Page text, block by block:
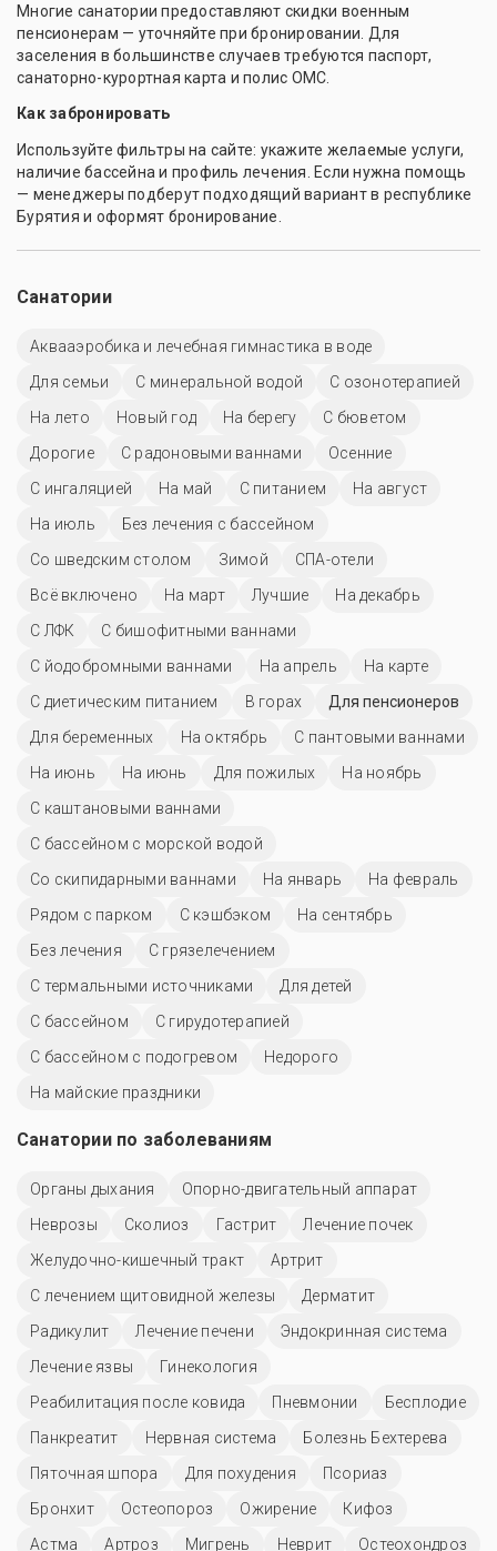
Многие санатории предоставляют скидки военным
пенсионерам — уточняйте при бронировании. Для
заселения в большинстве случаев требуются паспорт,
санаторно-курортная карта и полис ОМС.
Как забронировать
Используйте фильтры на сайте: укажите желаемые услуги,
наличие бассейна и профиль лечения. Если нужна помощь
— менеджеры подберут подходящий вариант в республике
Бурятия и оформят бронирование.
Санатории
Аквааэробика и лечебная гимнастика в воде
Для семьи
С минеральной водой
С озонотерапией
На лето
Новый год На берегу
С бюветом
Дорогие
С радоновыми ваннами
Осенние
С ингаляцией
На май С питанием
На август
На июль
Без лечения с бассейном
Со шведским столом
Зимой
СПА-отели
Всё включено
На март Лучшие
На декабрь
С ЛФК
С бишофитными ваннами
С йодобромными ваннами
На апрель
На карте
С диетическим питанием
В горах
Для пенсионеров
Для беременных
На октябрь
С пантовыми ваннами
На июнь
На июнь Для пожилых
На ноябрь
С каштановыми ваннами
С бассейном с морской водой
Со скипидарными ваннами
На январь
На февраль
Рядом с парком
С кэшбэком
На сентябрь
Без лечения
С грязелечением
С термальными источниками
Для детей
C бассейном
С гирудотерапией
С бассейном с подогревом
Недорого
На майские праздники
Санатории по заболеваниям
Органы дыхания
Опорно-двигательный аппарат
Неврозы
Сколиоз Гастрит
Лечение почек
Желудочно-кишечный тракт
Артрит
С лечением щитовидной железы
Дерматит
Радикулит
Лечение печени
Эндокринная система
Лечение язвы
Гинекология
Реабилитация после ковида
Пневмонии
Бесплодие
Панкреатит
Нервная система
Болезнь Бехтерева
Пяточная шпора
Для похудения
Псориаз
Бронхит
Остеопороз Ожирение
Кифоз
Астма
Артроз Мигрень Неврит
Остеохондроз